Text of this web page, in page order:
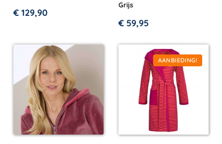
€ 129,90
Grijs
€ 59,95
AANBIEDING!